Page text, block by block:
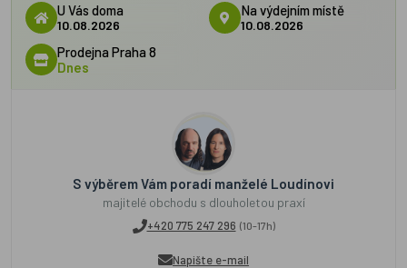
U Vás doma
10.08.2026
Na výdejním místě
10.08.2026
Prodejna Praha 8
Dnes
S výběrem Vám poradí manželé Loudínovi
majitelé obchodu s dlouholetou praxí
+420 775 247 296 (10-17h)
Napište e-mail